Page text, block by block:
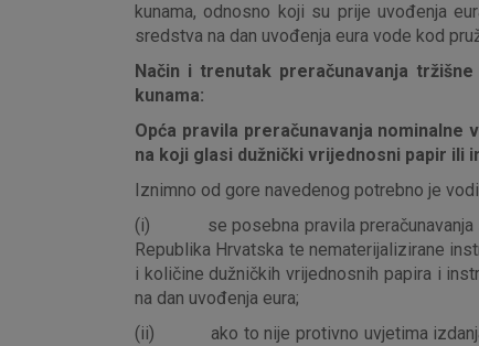
kunama, odnosno koji su prije uvođenja
sredstva na dan uvođenja eura vode kod
Način i trenutak preračunavanja
kunama:
Opća pravila preračunavanja
na koji glasi dužnički vrijednosni papir ili
Iznimno od gore navedenog potrebno je
(i) se posebna pravila preračunavanja
Republika Hrvatska te nematerijalizirane
i količine dužničkih vrijednosnih papira i
na dan uvođenja eura;
(ii) ako to nije protivno uvjetima izdanja